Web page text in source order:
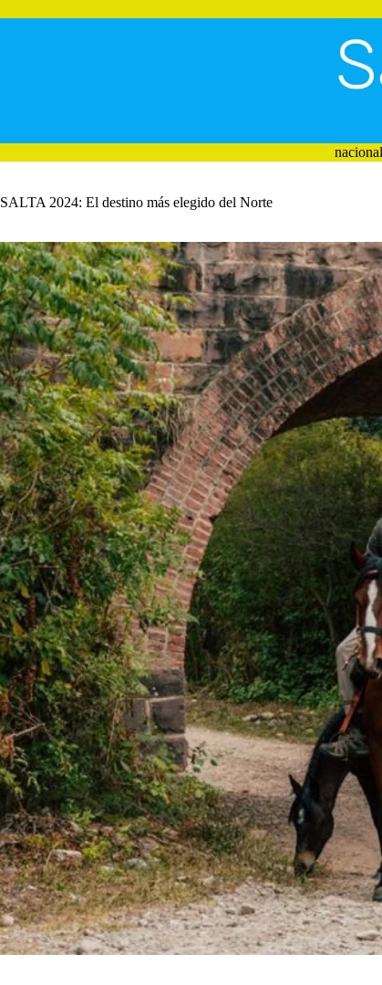
al
SALTA 2024: El destino más elegido del Norte